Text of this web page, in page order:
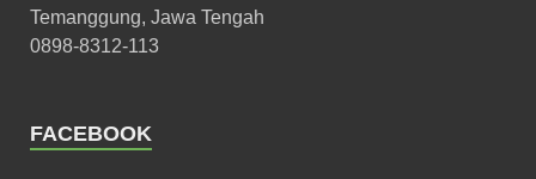
Temanggung, Jawa Tengah
0898-8312-113
FACEBOOK